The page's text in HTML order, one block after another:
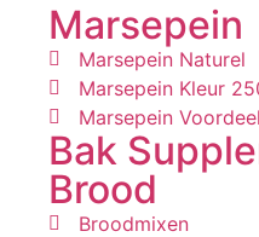
Marsepein
Marsepein Naturel
Marsepein Kleur
Marsepein
Bak
Brood
Broodmixen